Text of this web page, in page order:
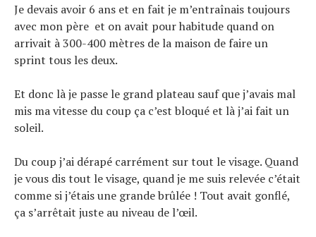
Je devais avoir 6 ans et en fait je m’entraînais toujours
avec mon père et on avait pour habitude quand on
arrivait à 300-400 mètres de la maison de faire un
sprint tous les deux.
Et donc là je passe le grand plateau sauf que j’avais mal
mis ma vitesse du coup ça c’est bloqué et là j’ai fait un
soleil.
Du coup j’ai dérapé carrément sur tout le visage. Quand
je vous dis tout le visage, quand je me suis relevée c’était
comme si j’étais une grande brûlée ! Tout avait gonflé,
ça s’arrêtait juste au niveau de l’œil.